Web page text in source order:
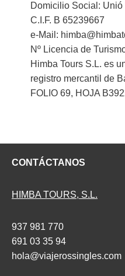
Domicilio Social: Unió
C.I.F. B 65239667
e-Mail:
Nº Licencia de
Himba Tours S.L. es
registro mercantil de
FOLIO 69, HOJA
CONTÁCTANOS
HIMBA TOURS, S.L.
937 981 770
691 03 35 94
hola@viajerossingles.com